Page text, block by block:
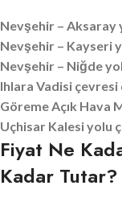
Nevşehir – Aksaray
Nevşehir – Kayseri
Nevşehir – Niğde
Ihlara Vadisi çevresi
Göreme Açık Hava
Uçhisar Kalesi yolu
Fiyat Ne
Kadar Tutar?